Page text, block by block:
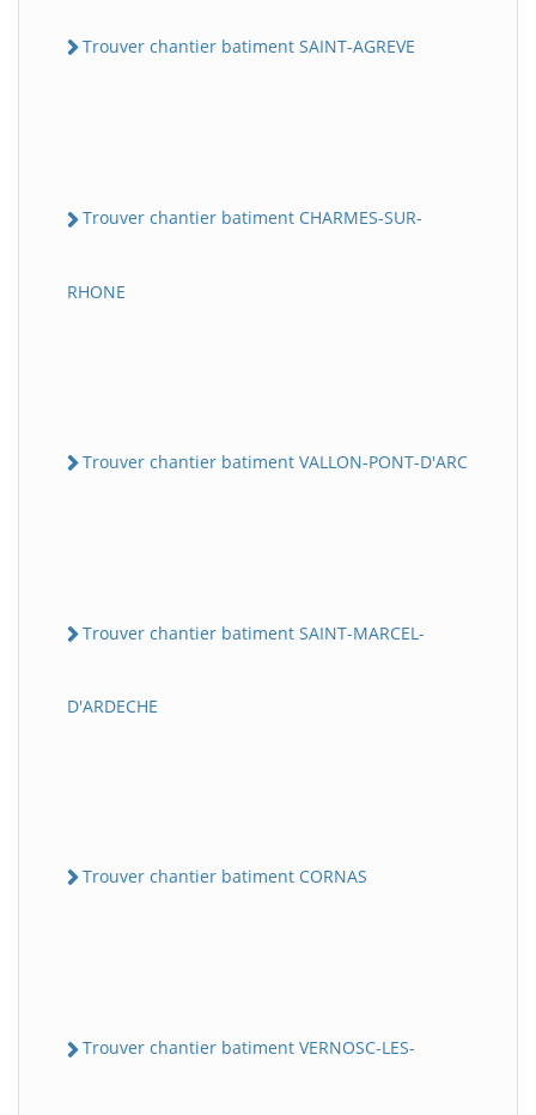
Trouver chantier batiment SAINT-AGREVE
Trouver chantier batiment CHARMES-SUR-
RHONE
Trouver chantier batiment VALLON-PONT-D'ARC
Trouver chantier batiment SAINT-MARCEL-
D'ARDECHE
Trouver chantier batiment CORNAS
Trouver chantier batiment VERNOSC-LES-